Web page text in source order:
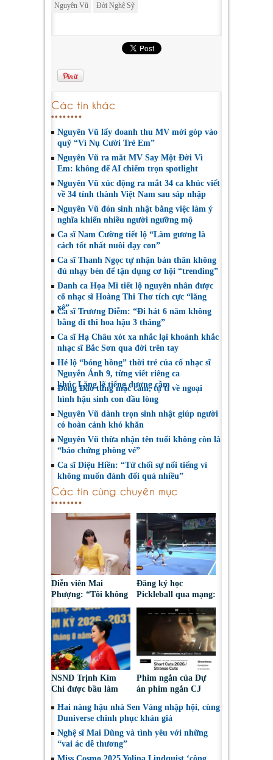
Nguyên Vũ Đời Nghệ Sỹ
Các tin khác
Nguyên Vũ lấy doanh thu MV mới góp vào
quỹ “Vì Nụ Cười Trẻ Em”
Nguyên Vũ ra mắt MV Say Một Đời Vì
Em: không để AI chiếm trọn spotlight
Nguyên Vũ xúc động ra mắt 34 ca khúc viết
về 34 tỉnh thành Việt Nam sau sáp nhập
Nguyên Vũ đón sinh nhật bằng việc làm ý
nghĩa khiến nhiều người ngưỡng mộ
Ca sĩ Nam Cường tiết lộ “Làm gương là
cách tốt nhất nuôi dạy con”
Ca sĩ Thanh Ngọc tự nhận bản thân không
đủ nhạy bén để tận dụng cơ hội “trending”
Danh ca Họa Mi tiết lộ nguyên nhân được
cố nhạc sĩ Hoàng Thi Thơ tích cực “lăng
xê”
Ca sĩ Trương Diễm: “Đi hát 6 năm không
bằng đi thi hoa hậu 3 tháng”
Ca sĩ Hạ Châu xót xa nhắc lại khoảnh khắc
nhạc sĩ Bắc Sơn qua đời trên tay
Hé lộ “bóng hồng” thời trẻ của cố nhạc sĩ
Nguyễn Ánh 9, từng viết riêng ca
khúc Lặng lẽ tiếng dương cầm
Đông Đào từng mặc cảm, tự ti về ngoại
hình hậu sinh con đầu lòng
Nguyên Vũ dành trọn sinh nhật giúp người
có hoàn cảnh khó khăn
Nguyên Vũ thừa nhận tên tuổi không còn là
“bảo chứng phòng vé”
Ca sĩ Diệu Hiền: “Từ chối sự nổi tiếng vì
không muốn đánh đổi quá nhiều”
Các tin cùng chuyên mục
Diễn viên Mai
Phượng: “Tôi không
những gì mình đã
chọn”
Đăng ký học
Pickleball qua mạng:
đoạt tài sản
NSND Trịnh Kim
Chi được bầu làm
Nghệ sĩ Sân khấu
Việt Nam
Phim ngắn của Dự
án phim ngắn CJ
tại LHP quốc tế
Toronto 2026
Hai nàng hậu nhà Sen Vàng nhập hội, cùng
Duniverse chinh phục khán giả
Nghệ sĩ Mai Dũng và tình yêu với những
“vai ác dễ thương”